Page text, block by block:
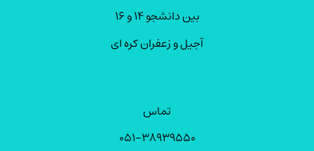
بین دانشجو ۱۴ و ۱۶
آجیل و زعفران کره ای
تماس
۰۵۱-۳۸۹۳۹۵۵۰